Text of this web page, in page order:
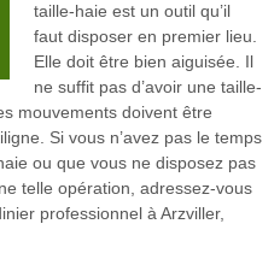
taille-haie est un outil qu’il
faut disposer en premier lieu.
Elle doit être bien aiguisée. Il
ne suffit pas d’avoir une taille-
mouvements doivent être
Si vous n’avez pas le temps
ou que vous ne disposez pas
telle opération, adressez-vous
professionnel à Arzviller,